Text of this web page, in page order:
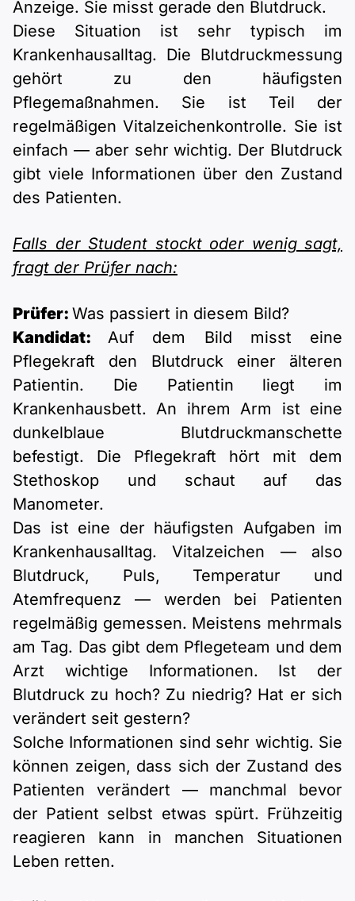
Anzeige. Sie misst gerade den Blutdruck.
Diese Situation ist sehr typisch im
Krankenhausalltag. Die Blutdruckmessung
gehört zu den häufigsten
Pflegemaßnahmen. Sie ist Teil der
regelmäßigen Vitalzeichenkontrolle. Sie ist
einfach — aber sehr wichtig. Der Blutdruck
gibt viele Informationen über den Zustand
des Patienten.
Falls der Student stockt oder wenig sagt,
fragt der Prüfer nach:
Prüfer: Was passiert in diesem Bild?
Kandidat:Auf dem Bild misst eine
Pflegekraft den Blutdruck einer älteren
Patientin. Die Patientin liegt im
Krankenhausbett. An ihrem Arm ist eine
dunkelblaue Blutdruckmanschette
befestigt. Die Pflegekraft hört mit dem
Stethoskop und schaut auf das
Manometer.
Das ist eine der häufigsten Aufgaben im
Krankenhausalltag. Vitalzeichen — also
Blutdruck, Puls, Temperatur und
Atemfrequenz — werden bei Patienten
regelmäßig gemessen. Meistens mehrmals
am Tag. Das gibt dem Pflegeteam und dem
Arzt wichtige Informationen. Ist der
Blutdruck zu hoch? Zu niedrig? Hat er sich
verändert seit gestern?
Solche Informationen sind sehr wichtig. Sie
können zeigen, dass sich der Zustand des
Patienten verändert — manchmal bevor
der Patient selbst etwas spürt. Frühzeitig
reagieren kann in manchen Situationen
Leben retten.